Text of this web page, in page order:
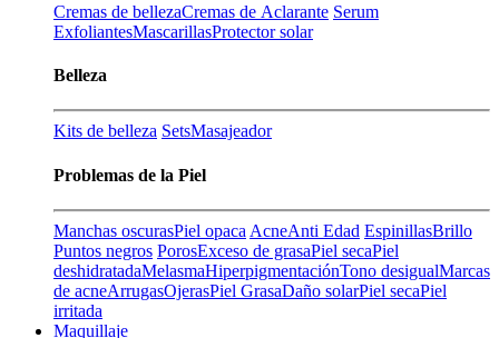
Cremas de bellezaCremas de Aclarante Serum
ExfoliantesMascarillasProtector solar
Belleza
Kits de belleza SetsMasajeador
Problemas de la Piel
Manchas oscurasPiel opaca AcneAnti Edad EspinillasBrillo
Puntos negros PorosExceso de grasaPiel secaPiel
deshidratadaMelasmaHiperpigmentaciónTono desigualMarcas
de acneArrugasOjerasPiel GrasaDaño solarPiel secaPiel
irritada
Maquillaje